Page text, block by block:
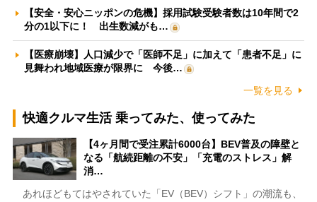
【安全・安心ニッポンの危機】採用試験受験者数は10年間で2
分の1以下に！ 出生数減がも…
【医療崩壊】人口減少で「医師不足」に加えて「患者不足」に
見舞われ地域医療が限界に 今後…
一覧を見る
快適クルマ生活 乗ってみた、使ってみた
【4ヶ月間で受注累計6000台】BEV普及の障壁と
なる「航続距離の不安」「充電のストレス」解
消…
あれほどもてはやされていた「EV（BEV）シフト」の潮流も、